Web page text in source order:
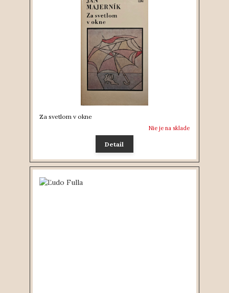
Za svetlom v okne
Nie je na sklade
Detail